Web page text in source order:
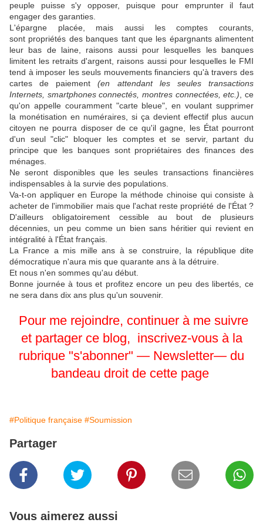
peuple puisse s'y opposer, puisque pour emprunter il faut
engager des garanties.
L'épargne placée, mais aussi les comptes courants,
sont propriétés des banques tant que les épargnants alimentent
leur bas de laine, raisons aussi pour lesquelles les banques
limitent les retraits d'argent, raisons aussi pour lesquelles le FMI
tend à imposer les seuls mouvements financiers qu'à travers des
cartes de paiement(en attendant les seules transactions
Internets, smartphones connectés, montres connectées, etc.) , ce
qu'on appelle couramment "carte bleue", en voulant supprimer
la monétisation en numéraires, si ça devient effectif plus aucun
citoyen ne pourra disposer de ce qu'il gagne, les État pourront
d'un seul "clic" bloquer les comptes et se servir, partant du
principe que les banques sont propriétaires des finances des
ménages.
Ne seront disponibles que les seules transactions financières
indispensables à la survie des populations.
Va-t-on appliquer en Europe la méthode chinoise qui consiste à
acheter de l'immobilier mais que l'achat reste propriété de l'État ?
D'ailleurs obligatoirement cessible au bout de plusieurs
décennies, un peu comme un bien sans héritier qui revient en
intégralité à l'État français.
La France a mis mille ans à se construire, la république dite
démocratique n'aura mis que quarante ans à la détruire.
Et nous n'en sommes qu'au début.
Bonne journée à tous et profitez encore un peu des libertés, ce
ne sera dans dix ans plus qu'un souvenir.
Pour me rejoindre, continuer à me suivre
et partager ce blog, inscrivez-vous à la
rubrique "s'abonner" — Newsletter— du
bandeau droit de cette page
#Politique française #Soumission
Partager
Vous aimerez aussi